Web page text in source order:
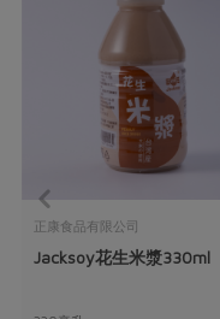
正康食品有限公司
Jacksoy花生米漿330ml